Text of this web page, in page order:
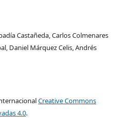
Castañeda, Carlos Colmenares
Daniel Márquez Celis, Andrés
Creative Commons
4.0.